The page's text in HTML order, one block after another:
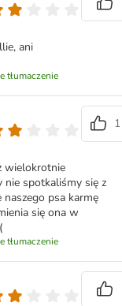
ani
tłumaczenie
1
wielokrotnie
spotkaliśmy się z
psa karmę
się ona w
tłumaczenie